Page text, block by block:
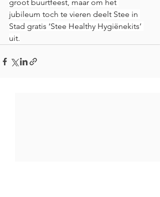
groot buurtfeest, maar om het
jubileum toch te vieren deelt Stee in
Stad gratis ‘Stee Healthy Hygiënekits’
uit.